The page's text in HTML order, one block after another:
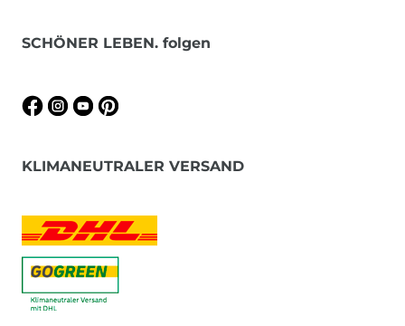
SCHÖNER LEBEN. folgen
KLIMANEUTRALER VERSAND